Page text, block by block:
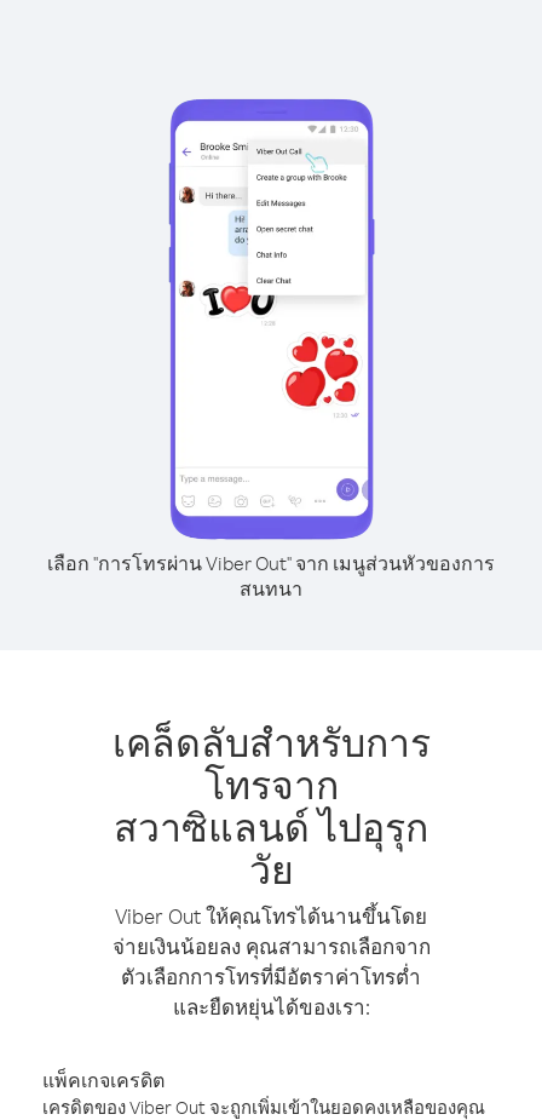
เลือก "การโทรผ่าน Viber Out" จาก เมนูส่วนหัวของการ
สนทนา
เคล็ดลับสำหรับการ
โทรจาก
สวาซิแลนด์ ไปอุรุก
วัย
Viber Out ให้คุณโทรได้นานขึ้นโดย
จ่ายเงินน้อยลง คุณสามารถเลือกจาก
ตัวเลือกการโทรที่มีอัตราค่าโทรต่ำ
และยืดหยุ่นได้ของเรา:
แพ็คเกจเครดิต
เครดิตของ Viber Out จะถูกเพิ่มเข้าในยอดคงเหลือของคุณ